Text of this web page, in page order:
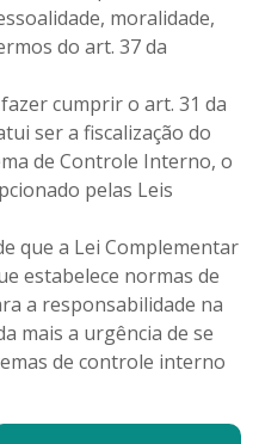
moralidade,
do art. 37 da
cumprir o art. 31 da
ser a fiscalização do
de Controle Interno, o
pelas Leis
que a Lei Complementar
estabelece normas de
a responsabilidade na
mais a urgência de se
de controle interno